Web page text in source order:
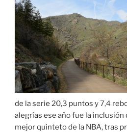
de la serie 20,3 puntos y 7,4
alegrías ese año fue la inclusión
mejor quinteto de la NBA, tras